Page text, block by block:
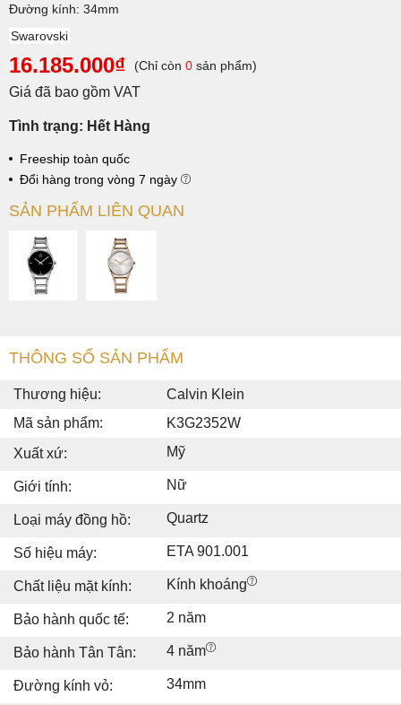
Đường kính: 34mm
Swarovski
16.185.000₫ (Chỉ còn 0 sản phẩm)
Giá đã bao gồm VAT
Tình trạng: Hết Hàng
Freeship toàn quốc
Đổi hàng trong vòng 7 ngày
SẢN PHẨM LIÊN QUAN
THÔNG SỐ SẢN PHẨM
Thương hiệu:
Calvin Klein
Mã sản phẩm:
K3G2352W
Xuất xứ:
Mỹ
Giới tính: Nữ
Loại máy đồng hồ: Quartz
Số hiệu máy: ETA 901.001
Chất liệu mặt kính: Kính khoáng
Bảo hành quốc tế: 2 năm
Bảo hành Tân Tân: 4 năm
Đường kính vỏ: 34mm